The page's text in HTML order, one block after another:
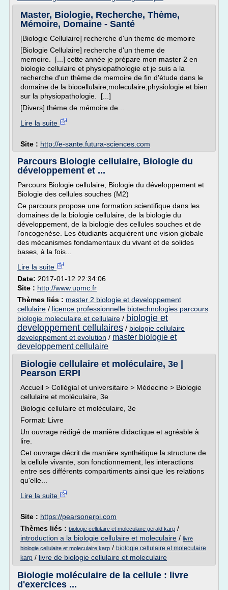
Master, Biologie, Recherche, Thème,
Mémoire, Domaine - Santé
[Biologie Cellulaire] recherche d'un theme de memoire
[Biologie Cellulaire] recherche d'un theme de
memoire. [...] cette année je prépare mon master 2 en
biologie cellulaire et physiopathologie et je suis a la
recherche d'un thème de memoire de fin d'étude dans le
domaine de la biocellulaire,moleculaire,physiologie et bien
sur la physiopathologie. [...]
[Divers] théme de mémoire de...
Lire la suite
Site : http://e-sante.futura-sciences.com
Parcours Biologie cellulaire, Biologie du
développement et ...
Parcours Biologie cellulaire, Biologie du développement et
Biologie des cellules souches (M2)
Ce parcours propose une formation scientifique dans les
domaines de la biologie cellulaire, de la biologie du
développement, de la biologie des cellules souches et de
l'oncogenèse. Les étudiants acquièrent une vision globale
des mécanismes fondamentaux du vivant et de solides
bases, à la fois...
Lire la suite
Date: 2017-01-12 22:34:06
Site : http://www.upmc.fr
Thèmes liés : master 2 biologie et developpement
cellulaire / licence professionnelle biotechnologies parcours
biologie moleculaire et cellulaire / biologie et
developpement cellulaires / biologie cellulaire
developpement et evolution / master biologie et
developpement cellulaire
Biologie cellulaire et moléculaire, 3e |
Pearson ERPI
Accueil > Collégial et universitaire > Médecine > Biologie
cellulaire et moléculaire, 3e
Biologie cellulaire et moléculaire, 3e
Format: Livre
Un ouvrage rédigé de manière didactique et agréable à
lire.
Cet ouvrage décrit de manière synthétique la structure de
la cellule vivante, son fonctionnement, les interactions
entre ses différents compartiments ainsi que les relations
qu'elle...
Lire la suite
Site : https://pearsonerpi.com
Thèmes liés : biologie cellulaire et moleculaire gerald karp /
introduction a la biologie cellulaire et moleculaire / livre
biologie cellulaire et moleculaire karp / biologie cellulaire et moleculaire
karp / livre de biologie cellulaire et moleculaire
Biologie moléculaire de la cellule : livre
d'exercices ...